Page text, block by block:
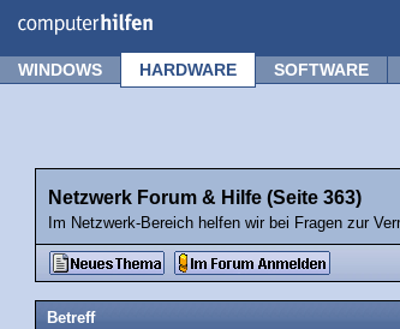
WINDOWS HARDWARE SOFTWARE
Netzwerk Forum & Hilfe (Seite 363)
Im Netzwerk-Bereich helfen wir bei Fragen zur
Betreff